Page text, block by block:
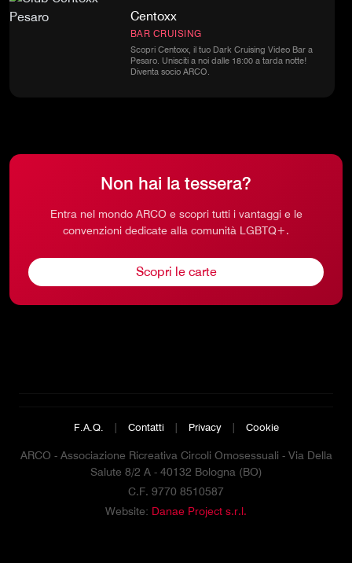
Centoxx
BAR CRUISING
Scopri Centoxx, il tuo Dark Cruising Video Bar a
Pesaro. Unisciti a noi dalle 18:00 a tarda notte!
Diventa socio ARCO.
Non hai la tessera?
Entra nel mondo ARCO e scopri tutti i vantaggi e le
convenzioni dedicate alla comunità LGBTQ+.
Scopri le carte
F.A.Q. | Contatti | Privacy | Cookie
ARCO - Associazione Ricreativa Circoli Omosessuali - Via Della
Salute 8/2 A - 40132 Bologna (BO)
C.F. 9770 8510587
Website: Danae Project s.r.l.